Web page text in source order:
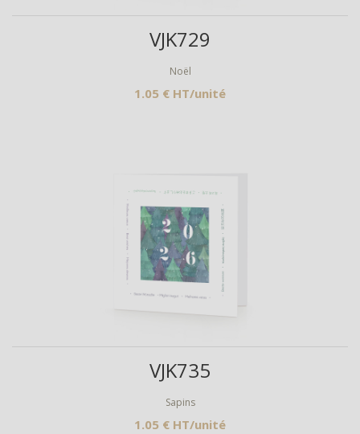
VJK729
Noël
1.05 € HT/unité
VJK735
Sapins
1.05 € HT/unité